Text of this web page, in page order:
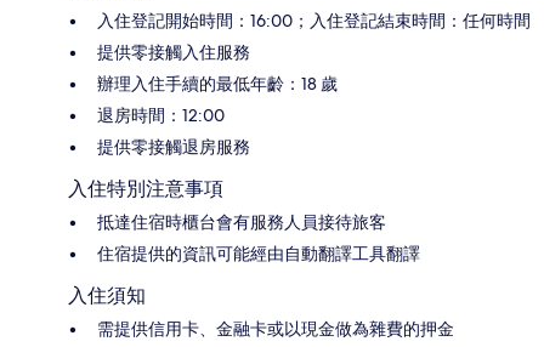
入住登記開始時間：16:00；入住登記結束時間：任何時間
提供零接觸入住服務
辦理入住手續的最低年齡：18 歲
退房時間：12:00
提供零接觸退房服務
入住特別注意事項
抵達住宿時櫃台會有服務人員接待旅客
住宿提供的資訊可能經由自動翻譯工具翻譯
入住須知
需提供信用卡、金融卡或以現金做為雜費的押金